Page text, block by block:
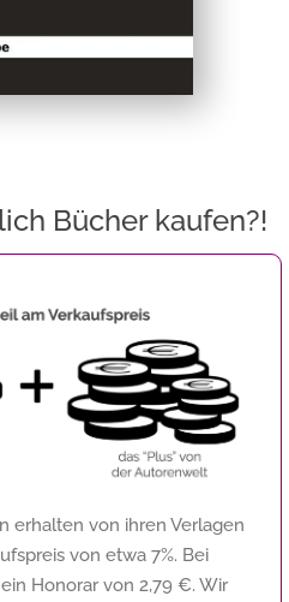
Bücher kaufen?!
erhalten von ihren Verlagen
von etwa 7%. Bei
Honorar von 2,79 €. Wir